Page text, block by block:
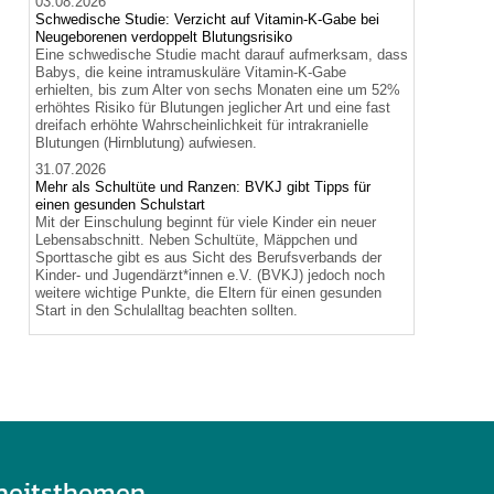
Schwedische Studie: Verzicht auf Vitamin-K-Gabe bei
Neugeborenen verdoppelt Blutungsrisiko
Eine schwedische Studie macht darauf aufmerksam, dass
Babys, die keine intramuskuläre Vitamin-K-Gabe
erhielten, bis zum Alter von sechs Monaten eine um 52%
erhöhtes Risiko für Blutungen jeglicher Art und eine fast
dreifach erhöhte Wahrscheinlichkeit für intrakranielle
Blutungen (Hirnblutung) aufwiesen.
31.07.2026
Mehr als Schultüte und Ranzen: BVKJ gibt Tipps für
einen gesunden Schulstart
Mit der Einschulung beginnt für viele Kinder ein neuer
Lebensabschnitt. Neben Schultüte, Mäppchen und
Sporttasche gibt es aus Sicht des Berufsverbands der
Kinder- und Jugendärzt*innen e.V. (BVKJ) jedoch noch
weitere wichtige Punkte, die Eltern für einen gesunden
Start in den Schulalltag beachten sollten.